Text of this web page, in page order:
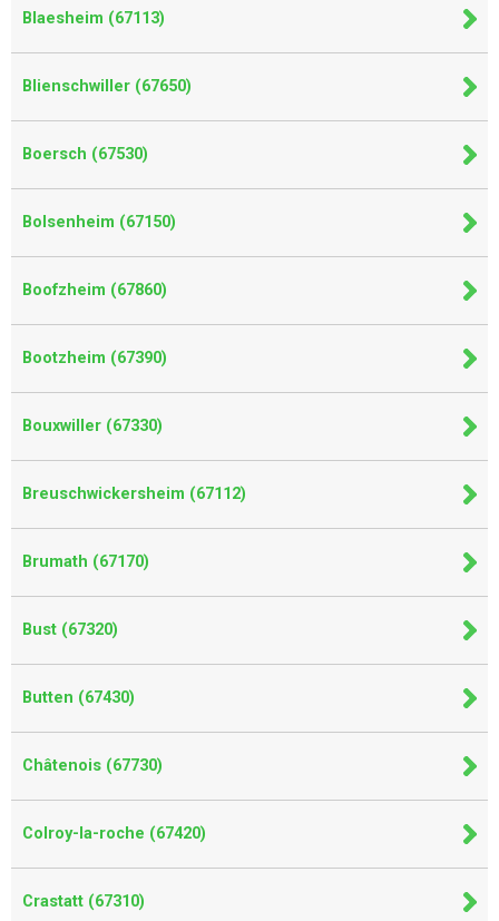
Blaesheim (67113)
Blienschwiller (67650)
Boersch (67530)
Bolsenheim (67150)
Boofzheim (67860)
Bootzheim (67390)
Bouxwiller (67330)
Breuschwickersheim (67112)
Brumath (67170)
Bust (67320)
Butten (67430)
Châtenois (67730)
Colroy-la-roche (67420)
Crastatt (67310)